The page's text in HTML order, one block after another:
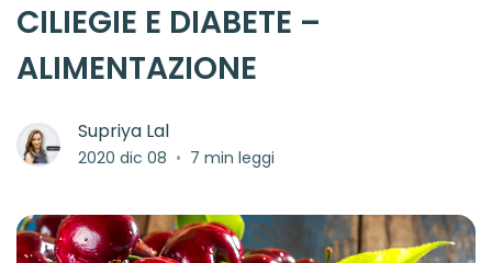
CILIEGIE E DIABETE –
ALIMENTAZIONE
Supriya Lal
2020 dic 08 • 7 min leggi